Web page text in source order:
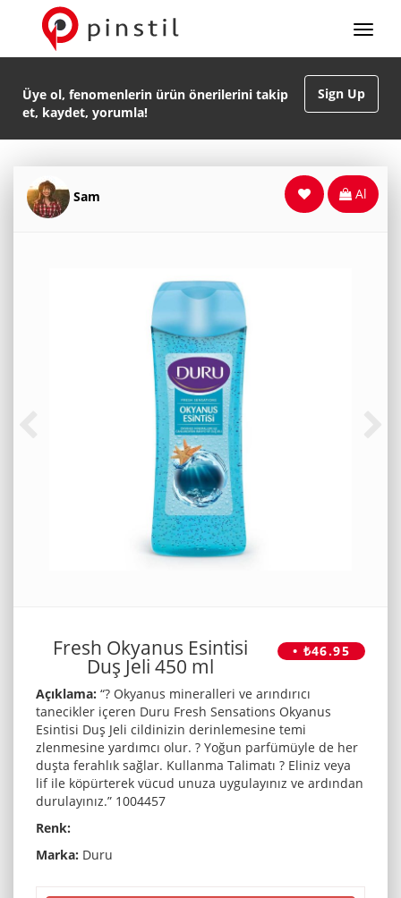
Sign Up
Üye ol, fenomenlerin ürün önerilerini takip
et, kaydet, yorumla!
Sam Al
• ₺46.95
Fresh Okyanus Esintisi
Duş Jeli 450 ml
Açıklama: “? Okyanus mineralleri ve arındırıcı
tanecikler içeren Duru Fresh Sensations Okyanus
Esintisi Duş Jeli cildinizin derinlemesine temi
zlenmesine yardımcı olur. ? Yoğun parfümüyle de her
duşta ferahlık sağlar. Kullanma Talimatı ? Eliniz veya
lif ile köpürterek vücud unuza uygulayınız ve ardından
durulayınız.” 1004457
Renk:
Marka: Duru